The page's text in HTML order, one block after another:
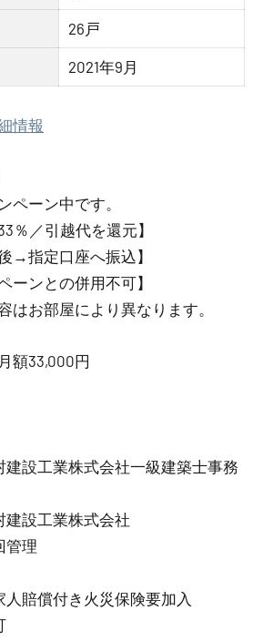
26戸
2021年9月
情報
ペーン中です。
％／引越代を還元】
→指定口座へ振込】
ーンとの併用不可】
はお部屋により異なります。
33,000円
業株式会社一級建築士事務
工業株式会社
理
付き火災保険要加入